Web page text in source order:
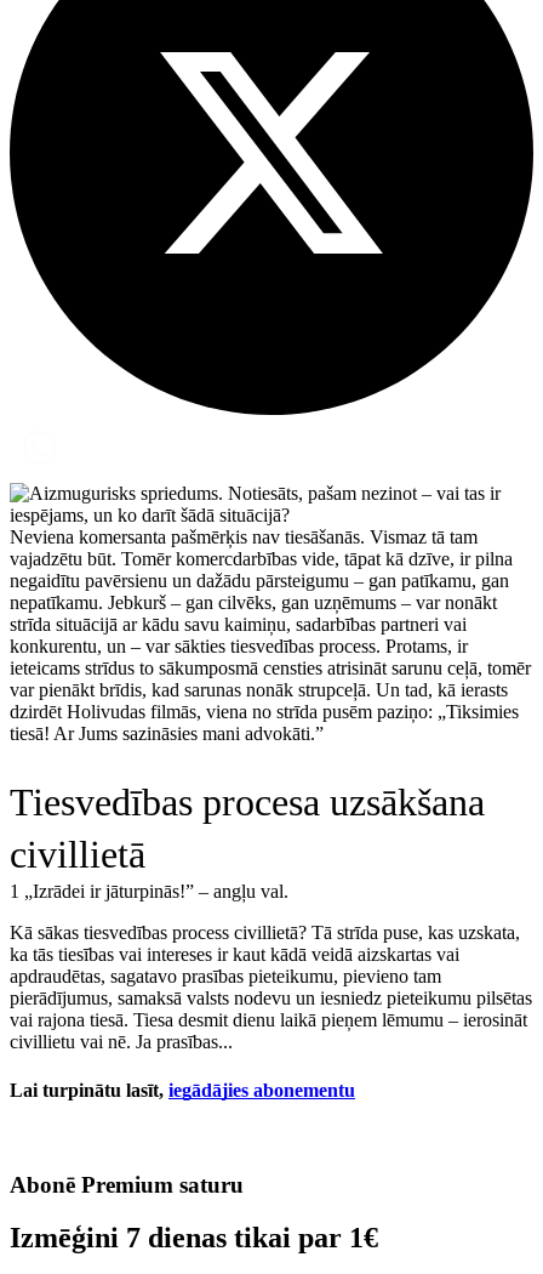
Neviena komersanta pašmērķis nav tiesāšanās. Vismaz tā tam
vajadzētu būt. Tomēr komercdarbības vide, tāpat kā dzīve, ir pilna
negaidītu pavērsienu un dažādu pārsteigumu – gan patīkamu, gan
nepatīkamu. Jebkurš – gan cilvēks, gan uzņēmums – var nonākt
strīda situācijā ar kādu savu kaimiņu, sadarbības partneri vai
konkurentu, un – var sākties tiesvedības process. Protams, ir
ieteicams strīdus to sākumposmā censties atrisināt sarunu ceļā, tomēr
var pienākt brīdis, kad sarunas nonāk strupceļā. Un tad, kā ierasts
dzirdēt Holivudas filmās, viena no strīda pusēm paziņo: „Tiksimies
tiesā! Ar Jums sazināsies mani advokāti.”
Tiesvedības procesa uzsākšana
civillietā
1 „Izrādei ir jāturpinās!” – angļu val.
Kā sākas tiesvedības process civillietā? Tā strīda puse, kas uzskata,
ka tās tiesības vai intereses ir kaut kādā veidā aizskartas vai
apdraudētas, sagatavo prasības pieteikumu, pievieno tam
pierādījumus, samaksā valsts nodevu un iesniedz pieteikumu pilsētas
vai rajona tiesā. Tiesa desmit dienu laikā pieņem lēmumu – ierosināt
civillietu vai nē. Ja prasības...
Lai turpinātu lasīt, iegādājies abonementu
Abonē Premium saturu
Izmēģini 7 dienas tikai par 1€